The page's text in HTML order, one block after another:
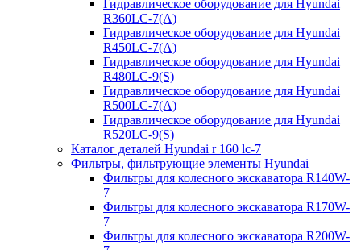
Гидравлическое оборудование для Hyundai
R360LC-7(A)
Гидравлическое оборудование для Hyundai
R450LC-7(A)
Гидравлическое оборудование для Hyundai
R480LC-9(S)
Гидравлическое оборудование для Hyundai
R500LC-7(A)
Гидравлическое оборудование для Hyundai
R520LC-9(S)
Каталог деталей Hyundai r 160 lc-7
Фильтры, фильтрующие элементы Hyundai
Фильтры для колесного экскаватора R140W-
7
Фильтры для колесного экскаватора R170W-
7
Фильтры для колесного экскаватора R200W-